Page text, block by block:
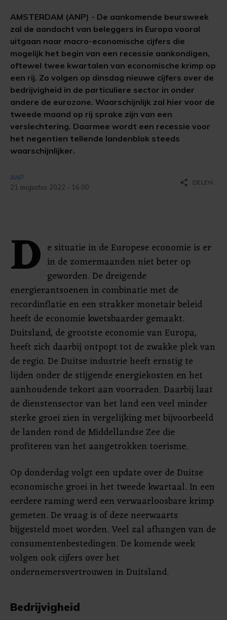
AMSTERDAM (ANP) - De aankomende beursweek
zal de aandacht van beleggers in Europa vooral
uitgaan naar macro-economische cijfers die
mogelijk het begin van een recessie aankondigen,
oftewel twee kwartalen van economische krimp op
een rij. Zo volgen op dinsdag nieuwe cijfers over de
bedrijvigheid in de particuliere sector in onder
andere de eurozone. Waarschijnlijk zal hier voor de
tweede maand op rij sprake zijn van een
verslechtering. Daarmee wordt een recessie voor
het negentien tellende landenblok steeds
waarschijnlijker.
ANP
21 augustus 2022 - 16:00
share DELEN
D e situatie in de Europese economie is er
in de zomermaanden niet beter op
geworden. De dreigende
energierantsoenen in combinatie met de
recordinflatie en een strakker monetair beleid
heeft de economie kwetsbaarder gemaakt.
Duitsland, de grootste economie van Europa,
heeft zich daarbij ontpopt tot de zwakke plek van
de regio. De Duitse industrie heeft ernstig te
lijden onder de stijgende energiekosten en het
aanhoudende tekort aan voorraden. Daarbij laat
de dienstensector van het land een veel minder
sterke groei zien in vergelijking met bijvoorbeeld
de landen rond de Middellandse Zee die
profiteren van het aangetrokken toerisme.
Op donderdag volgt een update over de Duitse
economische groei in het tweede kwartaal. In een
eerdere raming werd een verwaarloosbare krimp
gemeten. De vraag is of deze neerwaarts
bijgesteld moet worden. Veel zal afhangen van de
consumentenbestedingen. De komende week
volgen ook cijfers over het
ondernemersvertrouwen in Duitsland.
Bedrijvigheid